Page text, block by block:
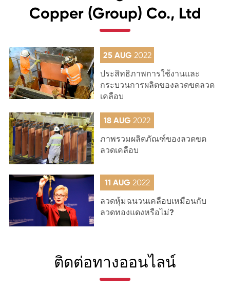
Copper (Group) Co., Ltd
25 AUG 2022
ประสิทธิภาพการใช้งานและ
กระบวนการผลิตของลวดขดลวด
เคลือบ
18 AUG2022
ภาพรวมผลิตภัณฑ์ของลวดขด
ลวดเคลือบ
11 AUG 2022
ลวดหุ้มฉนวนเคลือบเหมือนกับ
ลวดทองแดงหรือไม่?
ติดต่อทางออนไลน์